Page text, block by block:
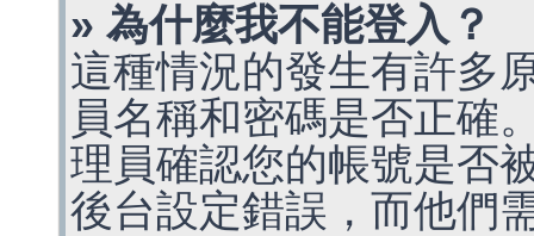
» 為什麼我不能登入？
這種情況的發生有許多
員名稱和密碼是否正確
理員確認您的帳號是否
後台設定錯誤，而他們